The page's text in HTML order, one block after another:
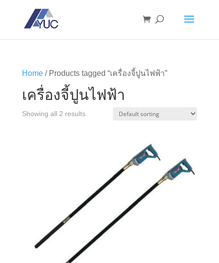
Home/ Products tagged “เครื่องจี้ปูนไฟฟ้า”
เครื่องจี้ปูนไฟฟ้า
Showing all 2 results